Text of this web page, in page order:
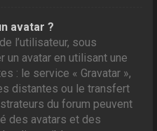
avatar ?
l’utilisateur, sous
un avatar en utilisant une
: le service « Gravatar »,
distantes ou le transfert
du forum peuvent
des avatars et des